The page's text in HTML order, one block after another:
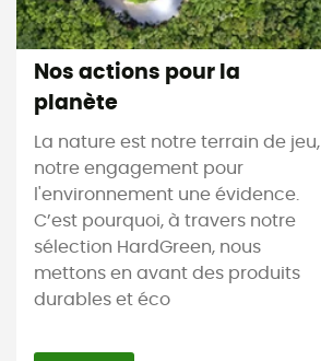
Nos actions pour la
planète
La nature est notre terrain de jeu,
notre engagement pour
l'environnement une évidence.
C’est pourquoi, à travers notre
sélection HardGreen, nous
mettons en avant des produits
durables et éco